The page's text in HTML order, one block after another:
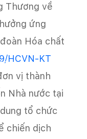
Thương về
ứng
Hóa chất
HCVN-KT
vị thành
Nhà nước tại
tổ chức
chiến dịch